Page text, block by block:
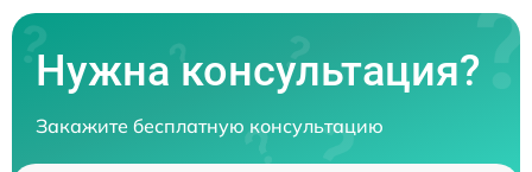
Нужна консультация?
Закажите бесплатную консультацию